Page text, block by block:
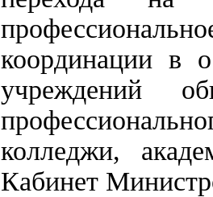
координации в
учреждений
колледжи,
Кабинет